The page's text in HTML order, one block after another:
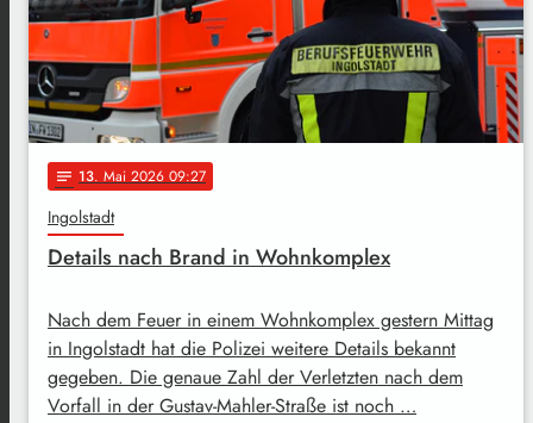
notes 13. Mai 2026 09:27
Ingolstadt
Details nach Brand in Wohnkomplex
Nach dem Feuer in einem Wohnkomplex gestern Mittag
in Ingolstadt hat die Polizei weitere Details bekannt
gegeben. Die genaue Zahl der Verletzten nach dem
Vorfall in der Gustav-Mahler-Straße ist noch …